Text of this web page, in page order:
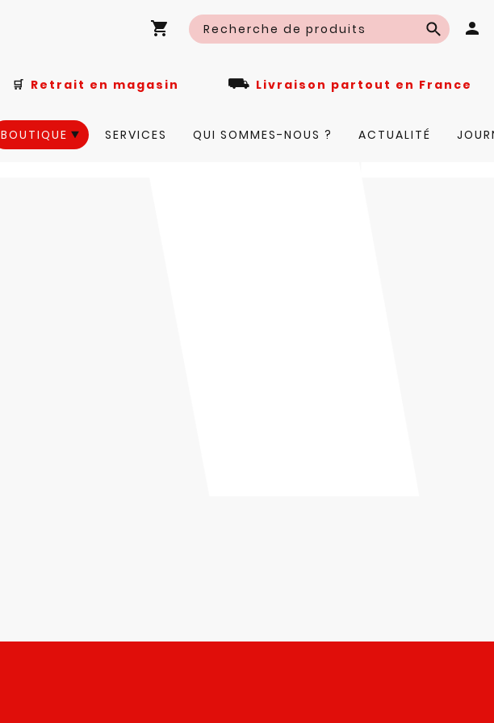
🛒 Retrait en magasin ⛟ Livraison partout en
BOUTIQUE SERVICES QUI SOMMES-NOUS ? ACTUALITÉ